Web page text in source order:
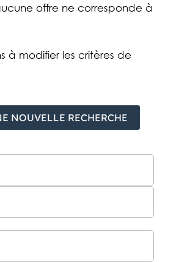
offre ne corresponde à
à modifier les critères de
NOUVELLE RECHERCHE